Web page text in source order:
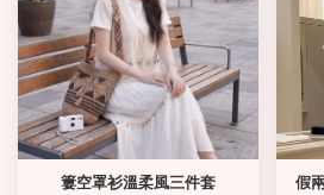
簍空罩衫溫柔風三件套
假